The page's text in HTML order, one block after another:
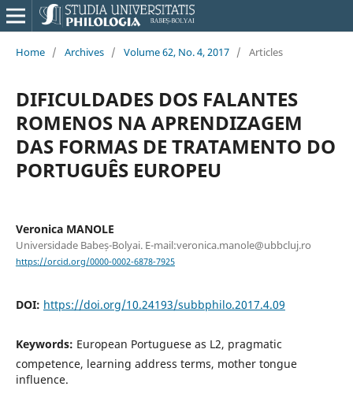
Home / Archives / Volume 62, No. 4, 2017 / Articles
DIFICULDADES DOS FALANTES
ROMENOS NA APRENDIZAGEM
DAS FORMAS DE TRATAMENTO DO
PORTUGUÊS EUROPEU
Veronica MANOLE
Universidade Babeș-Bolyai. E-mail:veronica.manole@ubbcluj.ro
https://orcid.org/0000-0002-6878-7925
DOI: https://doi.org/10.24193/subbphilo.2017.4.09
Keywords: European Portuguese as L2, pragmatic
competence, learning address terms, mother tongue
influence.